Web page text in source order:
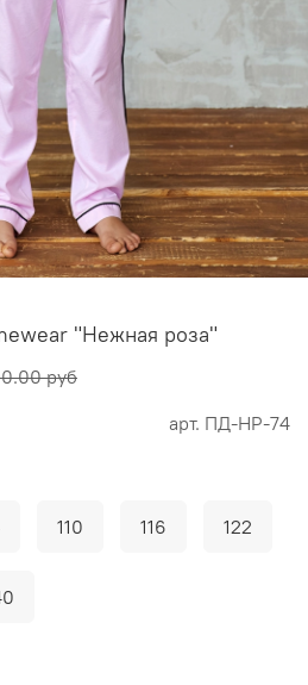
арт. ПД-НР-74
"Нежная роза"
руб
110 116 122